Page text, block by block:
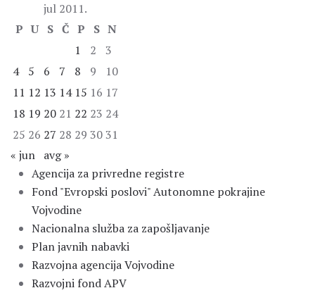
jul 2011.
P U S Č P S N
1
2
3
4
5 6 7 8 9
10
11 12 13 14 15 16 17
18 19 20 21 22 23 24
25 26 27 28 29 30 31
« jun avg »
Agencija za privredne registre
Fond "Evropski poslovi" Autonomne pokrajine
Vojvodine
Nacionalna služba za zapošljavanje
Plan javnih nabavki
Razvojna agencija Vojvodine
Razvojni fond APV